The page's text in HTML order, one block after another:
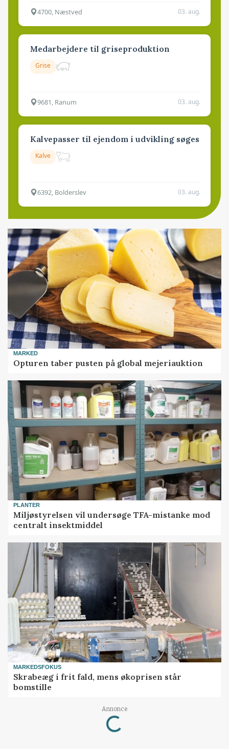
4700, Næstved 03. aug.
Medarbejdere til griseproduktion
Grise
9681, Ranum 03. aug.
Kalvepasser til ejendom i udvikling søges
Kalve
6392, Bolderslev 03. aug.
MARKED
Opturen taber pusten på global mejeriauktion
PLANTER
Miljøstyrelsen vil undersøge TFA-mistanke mod
centralt insektmiddel
MARKEDSFOKUS
Skrabeæg i frit fald, mens økoprisen står
bomstille
Annonce
Loading...